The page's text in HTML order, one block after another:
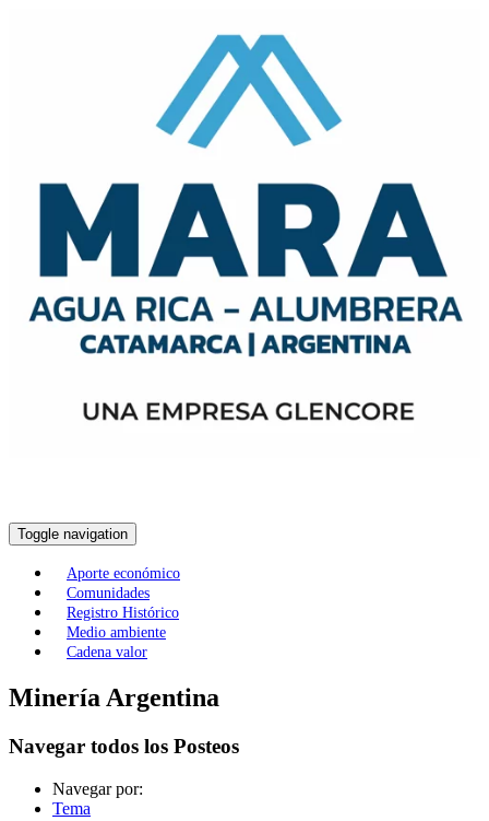
Toggle navigation
Aporte económico
Comunidades
Registro Histórico
Medio ambiente
Cadena valor
Minería Argentina
Navegar todos los Posteos
Navegar por:
Tema